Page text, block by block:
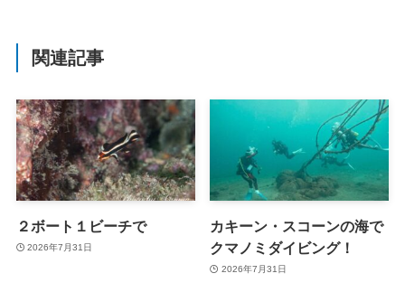
関連記事
２ボート１ビーチで
2026年7月31日
カキーン・スコーンの海で
クマノミダイビング！
2026年7月31日